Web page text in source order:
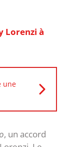
Lorenzi à
une
, un accord